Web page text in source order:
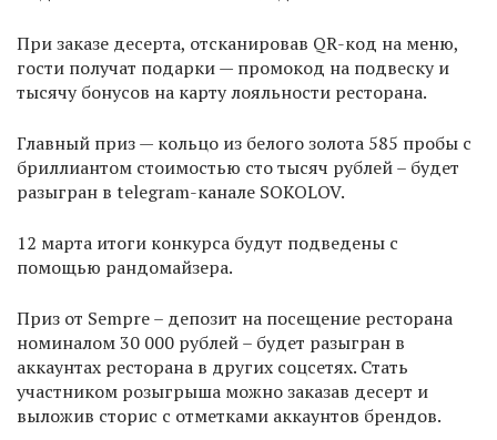
При заказе десерта, отсканировав QR-код на меню,
гости получат подарки — промокод на подвеску и
тысячу бонусов на карту лояльности ресторана.
Главный приз — кольцо из белого золота 585 пробы с
бриллиантом стоимостью сто тысяч рублей – будет
разыгран в telegram-канале SOKOLOV.
12 марта итоги конкурса будут подведены с
помощью рандомайзера.
Приз от Sempre – депозит на посещение ресторана
номиналом 30 000 рублей – будет разыгран в
аккаунтах ресторана в других соцсетях. Стать
участником розыгрыша можно заказав десерт и
выложив сторис с отметками аккаунтов брендов.